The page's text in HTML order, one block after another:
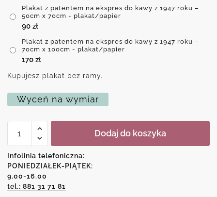
Plakat z patentem na ekspres do kawy z 1947 roku –
50cm x 70cm - plakat/papier
90 zł
Plakat z patentem na ekspres do kawy z 1947 roku –
70cm x 100cm - plakat/papier
170 zł
Kupujesz plakat bez ramy.
Wyceń na wymiar
Plakat
na
ekspres
do
kawy
Dodaj do koszyka
Infolinia telefoniczna:
PONIEDZIAŁEK-PIĄTEK:
9.00-16.00
tel.: 881 31 71 81